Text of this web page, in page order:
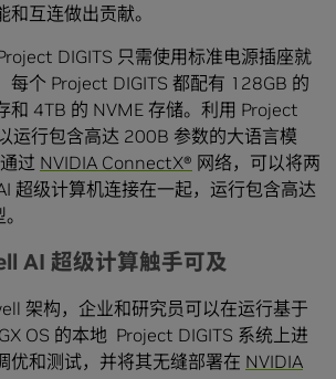
互连做出贡献。
DIGITS 只需使用标准电源插座就
每个 Project DIGITS 都配有 128GB 的
和 4TB 的 NVME 存储。利用 Project
运行包含高达 200B 参数的大语言模
过 NVIDIA ConnectX® 网络，可以将两
超级计算机连接在一起，运行包含高达
AI 超级计算触手可及
架构，企业和研究员可以在运行基于
OS 的本地 Project DIGITS 系统上进
优和测试，并将其无缝部署在 NVIDIA